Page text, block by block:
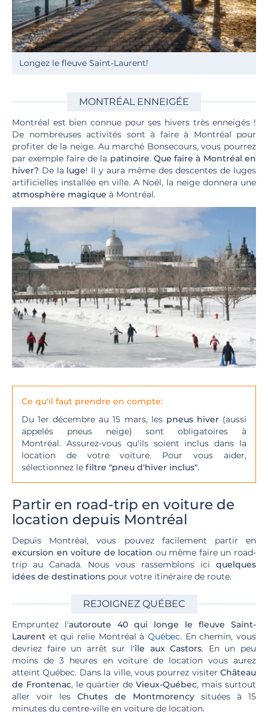
Longez le fleuve Saint-Laurent!
MONTRÉAL ENNEIGÉE
Montréal est bien connue pour ses hivers très enneigés !
De nombreuses activités sont à faire à Montréal pour
profiter de la neige. Au marché Bonsecours, vous pourrez
par exemple faire de la patinoire. Que faire à Montréal en
hiver? De la luge! Il y aura même des descentes de luges
artificielles installée en ville. A Noël, la neige donnera une
atmosphère magique à Montréal.
Ce qu'il faut prendre en compte:
Du 1er décembre au 15 mars, les pneus hiver(aussi
appelés pneus neige) sont obligatoires à
Montréal. Assurez-vous qu'ils soient inclus dans la
location de votre voiture. Pour vous aider,
sélectionnez le filtre "pneu d'hiver inclus".
Partir en road-trip en voiture de
location depuis Montréal
Depuis Montréal, vous pouvez facilement partir en
excursion en voiture de location ou même faire un road-
trip au Canada. Nous vous rassemblons ici quelques
idées de destinations pour votre itinéraire de route.
REJOIGNEZ QUÉBEC
Empruntez l'autoroute 40 qui longe le fleuve Saint-
Laurent et qui relie Montréal à Québec. En chemin, vous
devriez faire un arrêt sur l'île aux Castors. En un peu
moins de 3 heures en voiture de location vous aurez
atteint Québec. Dans la ville, vous pourrez visiter Château
de Frontenac, le quartier de Vieux-Québec, mais surtout
aller voir lesChutes de Montmorencysituées à 15
minutes du centre-ville en voiture de location.